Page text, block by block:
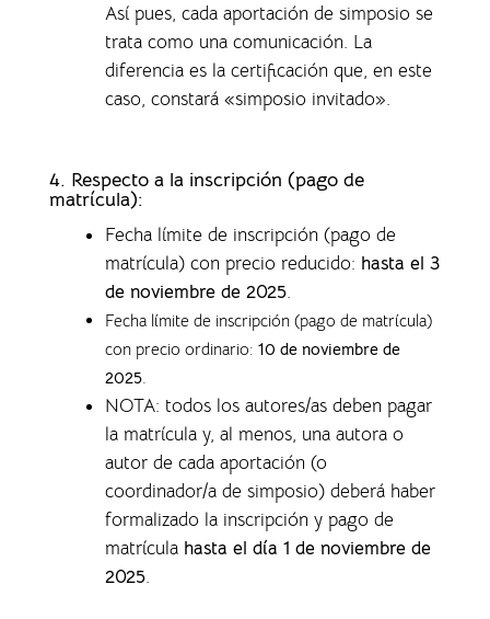
Así pues, cada aportación de simposio se
trata como una comunicación. La
diferencia es la certificación que, en este
caso, constará «simposio invitado».
4. Respecto a la inscripción (pago de
matrícula):
Fecha límite de inscripción (pago de
matrícula) con precio reducido: hasta el 3
de noviembre de 2025.
Fecha límite de inscripción (pago de matrícula)
con precio ordinario: 10 de noviembre de
2025.
NOTA: todos los autores/as deben pagar
la matrícula y, al menos, una autora o
autor de cada aportación (o
coordinador/a de simposio) deberá haber
formalizado la inscripción y pago de
matrícula hasta el día 1 de noviembre de
2025.